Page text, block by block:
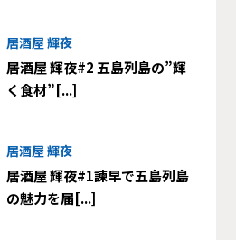
居酒屋 輝夜
居酒屋 輝夜#2 五島列島の”輝
く食材”[...]
居酒屋 輝夜
居酒屋 輝夜#1諫早で五島列島
の魅力を届[...]